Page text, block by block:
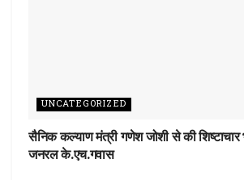
UNCATEGORIZED
सैनिक कल्याण मंत्री गणेश जोशी से की
जनरल के.एच.गवास